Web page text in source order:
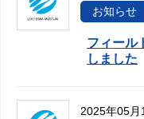
お知らせ
フィール
しました
2025年05月